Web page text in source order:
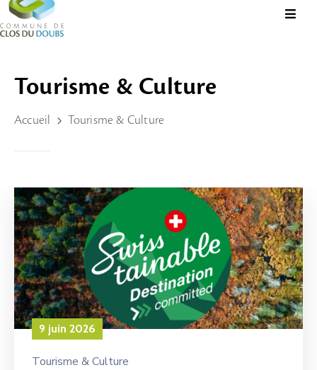
Administration
Guichet
Locale
Tourisme
Durable
&
Culture
Rechercher?
Tourisme & Culture
Accueil Tourisme & Culture
9 juin 2026
Tourisme & Culture